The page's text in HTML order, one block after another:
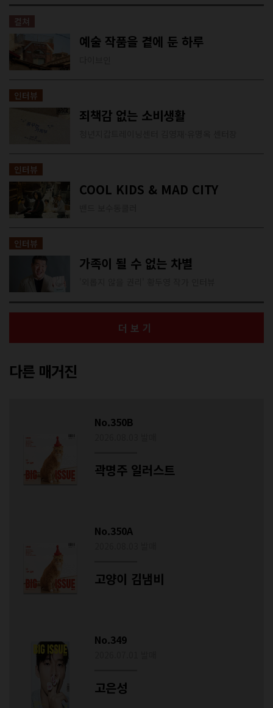
컬쳐
예술 작품을 곁에 둔 하루
인터뷰
죄책감 없는 소비생활
인터뷰
COOL KIDS & MAD CITY
인터뷰
가족이 될 수 없는 차별
더보기
다른 매거진
No.350B
곽명주 일러스트
No.350A
고양이 김냄비
No.349
고은성